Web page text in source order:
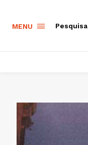
MENU Pesquisa